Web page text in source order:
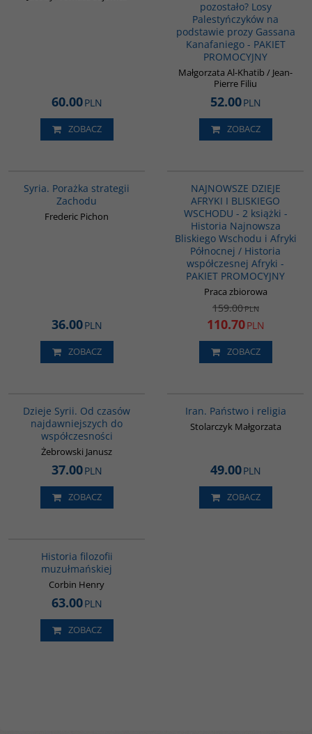
60.00PLN
ZOBACZ
pozostało? Losy
Palestyńczyków na
podstawie prozy Gassana
Kanafaniego - PAKIET
PROMOCYJNY
Małgorzata Al-Khatib / Jean-
Pierre Filiu
52.00PLN
ZOBACZ
Syria. Porażka strategii
Zachodu
Frederic Pichon
36.00PLN
ZOBACZ
NAJNOWSZE DZIEJE
AFRYKI I BLISKIEGO
WSCHODU - 2 książki -
Historia Najnowsza
Bliskiego Wschodu i Afryki
Północnej / Historia
współczesnej Afryki -
PAKIET PROMOCYJNY
Praca zbiorowa
159.00PLN
110.70PLN
ZOBACZ
Dzieje Syrii. Od czasów
najdawniejszych do
współczesności
Żebrowski Janusz
37.00PLN
ZOBACZ
Iran. Państwo i religia
Stolarczyk Małgorzata
49.00PLN
ZOBACZ
Historia filozofii
muzułmańskiej
Corbin Henry
63.00PLN
ZOBACZ